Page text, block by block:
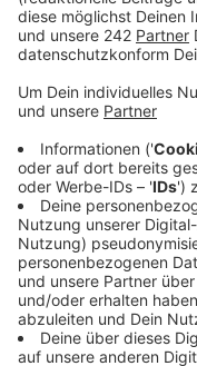
Seelsorger
den Fall lückenlos
Öffentlichkeit über
Veröffentlicht:
Anzeige
Im Mai dieses
den Fall gestoßen.
eine
herauszufinden,